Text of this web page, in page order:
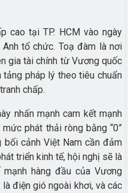
cao tại TP. HCM vào ngày
tổ chức. Toạ đàm là nơi
gia tài chính từ Vương quốc
pháp lý theo tiêu chuẩn
chấp.
nhấn mạnh cam kết mạnh
phát thải ròng bằng “0”
bối cảnh Việt Nam cần đảm
triển kinh tế, hội nghị sẽ là
hàng đầu của Vương
điện gió ngoài khơi, và các